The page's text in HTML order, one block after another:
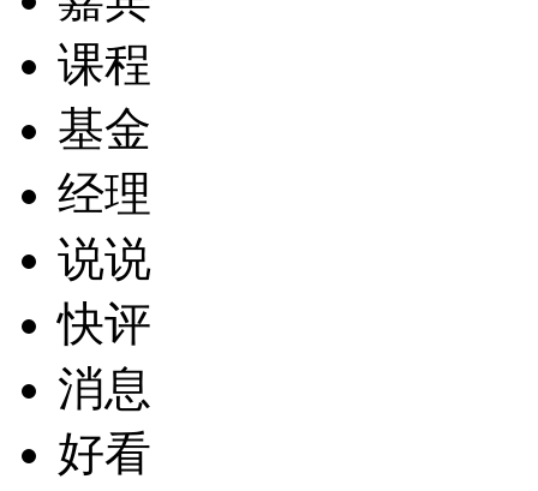
课程
基金
经理
说说
快评
消息
好看